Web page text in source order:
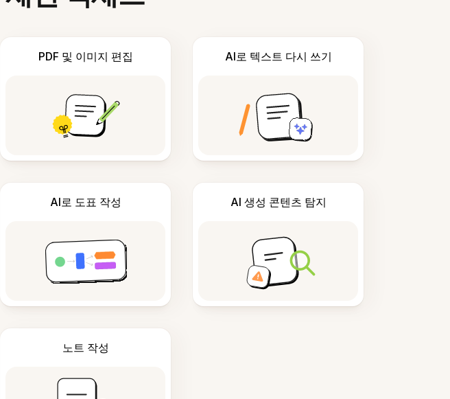
PDF 및 이미지 편집 AI로 텍스트 다시 쓰기
AI로 도표 작성 AI 생성 콘텐츠 탐지
노트 작성